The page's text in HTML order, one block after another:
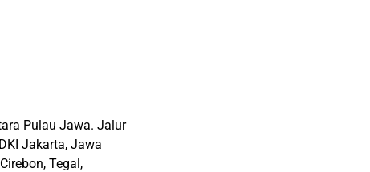
Pulau Jawa. Jalur
Jakarta, Jawa
Tegal,